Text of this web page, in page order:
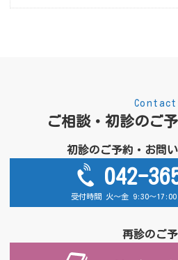
ご相談・初診のご
Contact
初診のご予約・お問
042-
受付時間 火～金 9:30～
再診のご